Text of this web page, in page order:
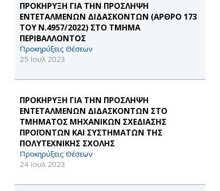
ΠΡΟΚΗΡΥΞΗ ΓΙΑ ΤΗΝ ΠΡΟΣΛΗΨΗ
ΕΝΤΕΤΑΛΜΕΝΩΝ ΔΙΔΑΣΚΟΝΤΩΝ (ΑΡΘΡΟ 173
ΤΟΥ Ν.4957/2022) ΣΤΟ ΤΜΗΜΑ
ΠΕΡΙΒΑΛΛΟΝΤΟΣ
Προκηρύξεις Θέσεων
25 Ιουλ 2023
ΠΡΟΚΗΡΥΞΗ ΓΙΑ ΤΗΝ ΠΡΟΣΛΗΨΗ
ΕΝΤΕΤΑΛΜΕΝΩΝ ΔΙΔΑΣΚΟΝΤΩΝ ΣΤΟ
ΤΜΗΜΑΤΟΣ ΜΗΧΑΝΙΚΩΝ ΣΧΕΔΙΑΣΗΣ
ΠΡΟΪΟΝΤΩΝ ΚΑΙ ΣΥΣΤΗΜΑΤΩΝ ΤΗΣ
ΠΟΛΥΤΕΧΝΙΚΗΣ ΣΧΟΛΗΣ
Προκηρύξεις Θέσεων
24 Ιουλ 2023